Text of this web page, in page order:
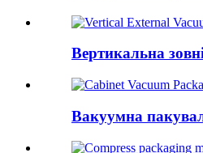
Вертикальна
Вакуумна